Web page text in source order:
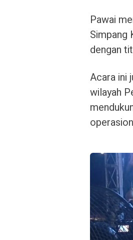
Pawai
Simpang
dengan
Acara ini
wilayah